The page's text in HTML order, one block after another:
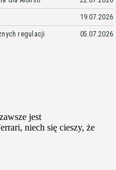
19.07.2026
regulacji 05.07.2026